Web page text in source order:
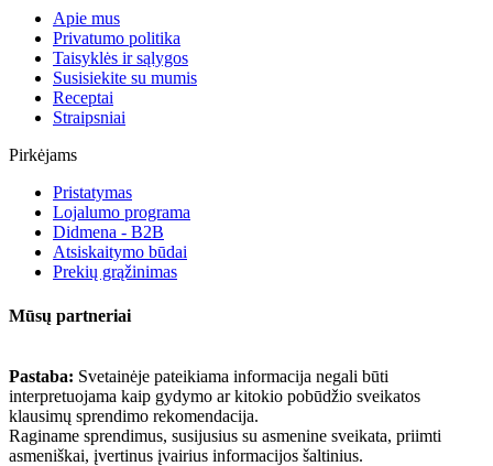
Apie mus
Privatumo politika
Taisyklės ir sąlygos
Susisiekite su mumis
Receptai
Straipsniai
Pirkėjams
Pristatymas
Lojalumo programa
Didmena - B2B
Atsiskaitymo būdai
Prekių grąžinimas
Mūsų partneriai
Pastaba: Svetainėje pateikiama informacija negali būti
interpretuojama kaip gydymo ar kitokio pobūdžio sveikatos
klausimų sprendimo rekomendacija.
Raginame sprendimus, susijusius su asmenine sveikata, priimti
asmeniškai, įvertinus įvairius informacijos šaltinius.